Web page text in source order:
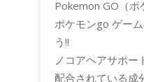
Pokemon GO（ポ
ポケモンgo ゲー
う!!
ノコアヘアサポー
配合されている成